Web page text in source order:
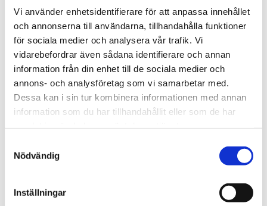
Vi använder enhetsidentifierare för att anpassa innehållet
och annonserna till användarna, tillhandahålla funktioner
för sociala medier och analysera vår trafik. Vi
vidarebefordrar även sådana identifierare och annan
information från din enhet till de sociala medier och
annons- och analysföretag som vi samarbetar med.
Dessa kan i sin tur kombinera informationen med annan
information som du har tillhandahållit eller som de har
Nödvändig
Inställningar
Torch flame
Lägg till i favoriter